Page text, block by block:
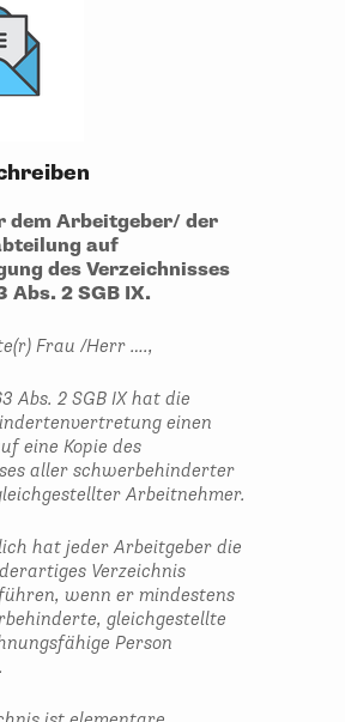
dem Arbeitgeber/ der
auf
des Verzeichnisses
Abs. 2 SGB IX.
Frau /Herr ….,
Abs. 2 SGB IX hat die
einen
eine Kopie des
aller schwerbehinderter
Arbeitnehmer.
hat jeder Arbeitgeber die
Verzeichnis
wenn er mindestens
gleichgestellte
Person